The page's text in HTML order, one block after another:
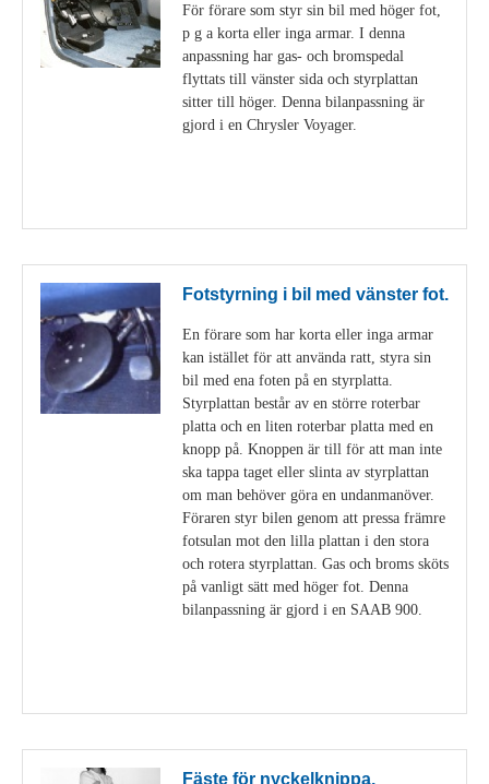
För förare som styr sin bil med höger fot,
p g a korta eller inga armar. I denna
anpassning har gas- och bromspedal
flyttats till vänster sida och styrplattan
sitter till höger. Denna bilanpassning är
gjord i en Chrysler Voyager.
Fotstyrning i bil med vänster fot.
En förare som har korta eller inga armar
kan istället för att använda ratt, styra sin
bil med ena foten på en styrplatta.
Styrplattan består av en större roterbar
platta och en liten roterbar platta med en
knopp på. Knoppen är till för att man inte
ska tappa taget eller slinta av styrplattan
om man behöver göra en undanmanöver.
Föraren styr bilen genom att pressa främre
fotsulan mot den lilla plattan i den stora
och rotera styrplattan. Gas och broms sköts
på vanligt sätt med höger fot. Denna
bilanpassning är gjord i en SAAB 900.
Fäste för nyckelknippa.